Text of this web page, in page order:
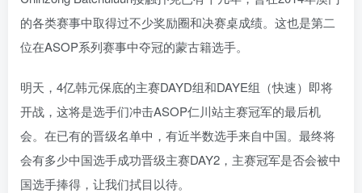
的各类赛事中取得过不少奖励圈和决赛桌成绩。这也是第二
位在ASOP系列赛事中夺冠的蒙古籍选手。
明天，4亿韩元保底的主赛DAYD组和DAYE组（快速）即将
开战，这将是选手们冲击ASOP仁川站主赛冠军的最后机
会。在已有的晋级名单中，有近半数选手来自中国。最终将
会有多少中国选手成功晋级主赛DAY2，主赛冠军是否会被中
国选手捧得，让我们拭目以待。